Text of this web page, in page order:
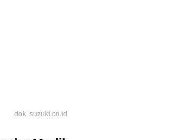
dok. suzuki.co.id